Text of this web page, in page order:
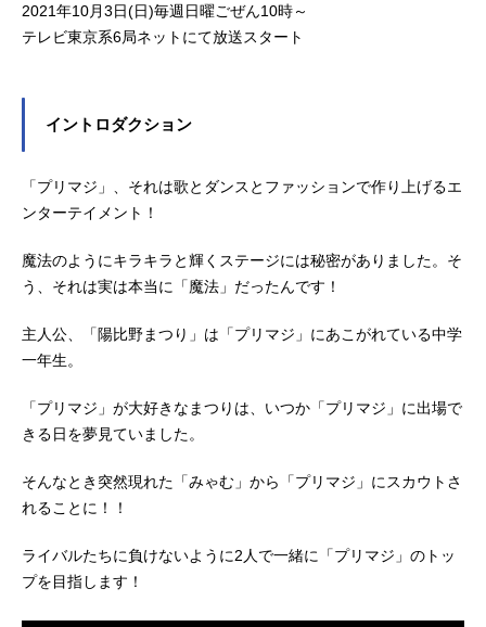
2021年10月3日(日)毎週日曜ごぜん10時～
テレビ東京系6局ネットにて放送スタート
イントロダクション
「プリマジ」、それは歌とダンスとファッションで作り上げるエ
ンターテイメント！
魔法のようにキラキラと輝くステージには秘密がありました。そ
う、それは実は本当に「魔法」だったんです！
主人公、「陽比野まつり」は「プリマジ」にあこがれている中学
一年生。
「プリマジ」が大好きなまつりは、いつか「プリマジ」に出場で
きる日を夢見ていました。
そんなとき突然現れた「みゃむ」から「プリマジ」にスカウトさ
れることに！！
ライバルたちに負けないように2人で一緒に「プリマジ」のトッ
プを目指します！